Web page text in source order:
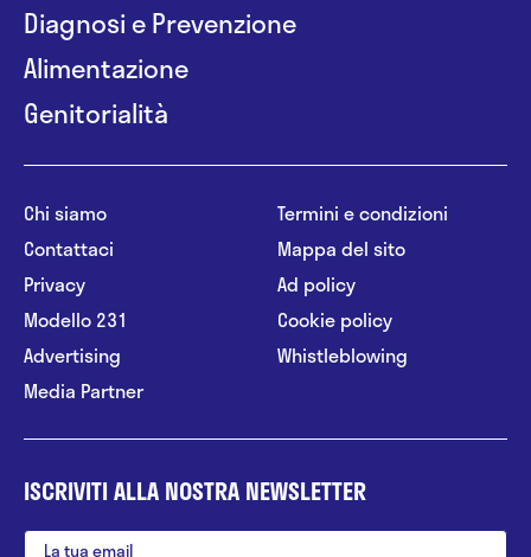
Diagnosi e Prevenzione
Alimentazione
Genitorialità
Chi siamo
Contattaci
Privacy
Modello 231
Advertising
Media Partner
Termini e condizioni
Mappa del sito
Ad policy
Cookie policy
Whistleblowing
ISCRIVITI ALLA NOSTRA NEWSLETTER